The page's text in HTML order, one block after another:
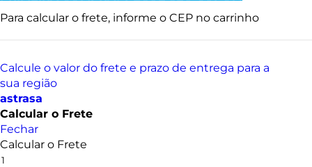
Para calcular o frete, informe o CEP no carrinho
Calcule o valor do frete e prazo de entrega para a
sua região
astrasa
Calcular o Frete
Fechar
Calcular o Frete